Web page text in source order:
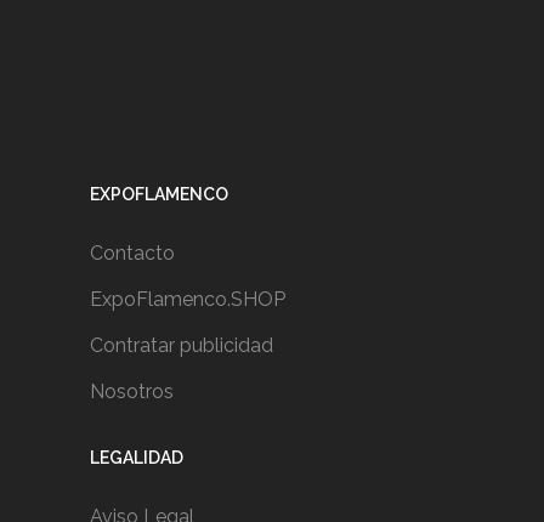
EXPOFLAMENCO
Contacto
ExpoFlamenco.SHOP
Contratar publicidad
Nosotros
LEGALIDAD
Aviso Legal